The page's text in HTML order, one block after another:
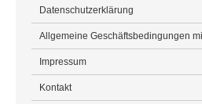
Datenschutzerklärung
Allgemeine Geschäftsbedingungen
Impressum
Kontakt